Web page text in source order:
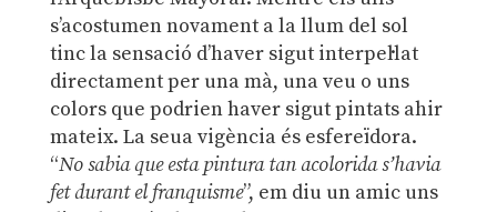
s’acostumen novament a la llum del sol
tinc la sensació d’haver sigut interpel·lat
directament per una mà, una veu o uns
colors que podrien haver sigut pintats ahir
mateix. La seua vigència és esfereïdora.
“No sabia que esta pintura tan acolorida s’havia
fet durant el franquisme”, em diu un amic uns